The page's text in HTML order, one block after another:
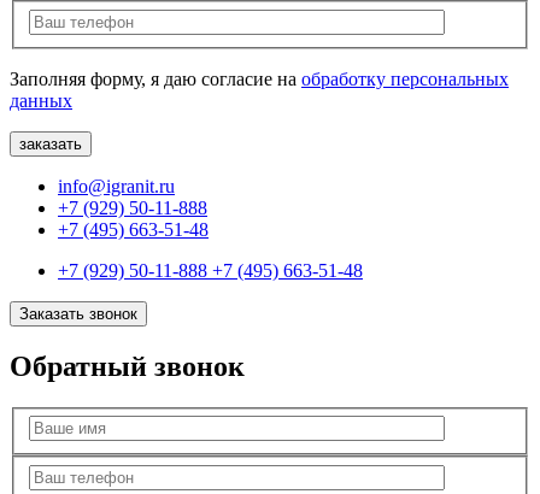
Заполняя форму, я даю согласие на обработку персональных
данных
info@igranit.ru
+7 (929) 50-11-888
+7 (495) 663-51-48
+7 (929) 50-11-888 +7 (495) 663-51-48
Заказать звонок
Обратный звонок